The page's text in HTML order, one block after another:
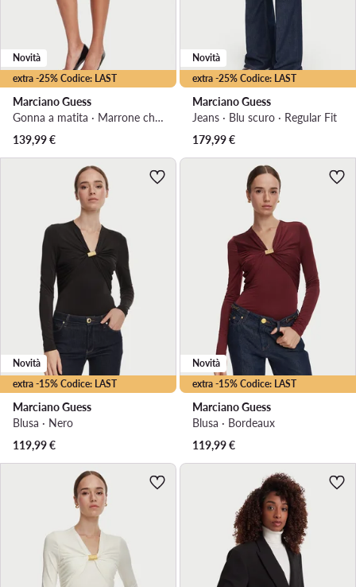
extra -25% Codice: LAST
Novità
Marciano Guess
Gonna a matita · Marrone chiaro · Midi
139,99€
extra -25% Codice: LAST
Novità
Marciano Guess
Jeans · Blu scuro · Regular Fit
179,99€
extra -15% Codice: LAST
Novità
Marciano Guess
Blusa · Nero
119,99€
extra -15% Codice: LAST
Novità
Marciano Guess
Blusa · Bordeaux
119,99€